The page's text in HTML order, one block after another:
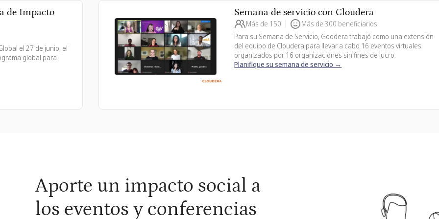
el
Semana de servicio con Cloudera
Más de 150
Más de 300 beneficiarios
Para su Semana de Servicio, Goodera trabajó como una extensión
del equipo de Cloudera para llevar a cabo 16 eventos virtuales
organizados por 16 organizaciones sin fines de lucro.
Planifique su semana de servicio →
Aporte un impacto social a
los eventos y conferencias